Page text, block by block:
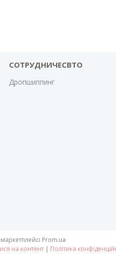
СОТРУДНИЧЕСВТО
Дропшиппинг
Prom.ua
на контент | Політика